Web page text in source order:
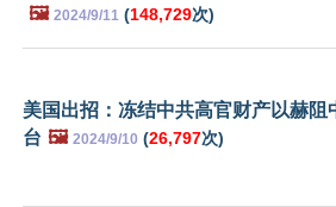
🖼️ 2024/9/11 (148,729次)
美国出招：冻结中共高官财产以赫阻
台 🖼️ 2024/9/10 (26,797次)